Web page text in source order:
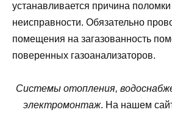
устанавливается причина
неисправности. Обязательно
помещения на загазованность
поверенных газоанализаторов.
Системы отопления,
электромонтаж. На нашем